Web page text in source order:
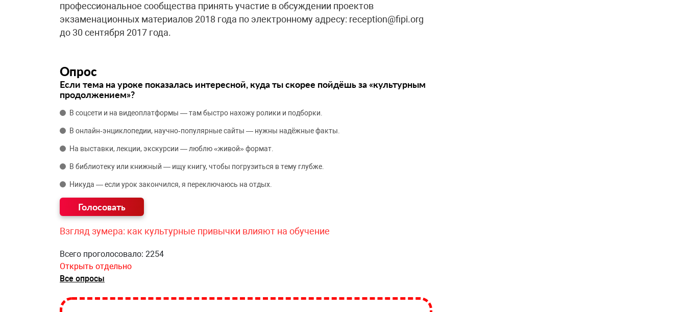
профессиональное сообщества принять участие в обсуждении проектов
экзаменационных материалов 2018 года по электронному адресу: reception@fipi.org
до 30 сентября 2017 года.
Опрос
Если тема на уроке показалась интересной, куда ты скорее пойдёшь за «культурным
продолжением»?
В соцсети и на видеоплатформы — там быстро нахожу ролики и подборки.
В онлайн‑энциклопедии, научно‑популярные сайты — нужны надёжные факты.
На выставки, лекции, экскурсии — люблю «живой» формат.
В библиотеку или книжный — ищу книгу, чтобы погрузиться в тему глубже.
Никуда — если урок закончился, я переключаюсь на отдых.
Взгляд зумера: как культурные привычки влияют на обучение
Всего проголосовало: 2254
Открыть отдельно
Все опросы